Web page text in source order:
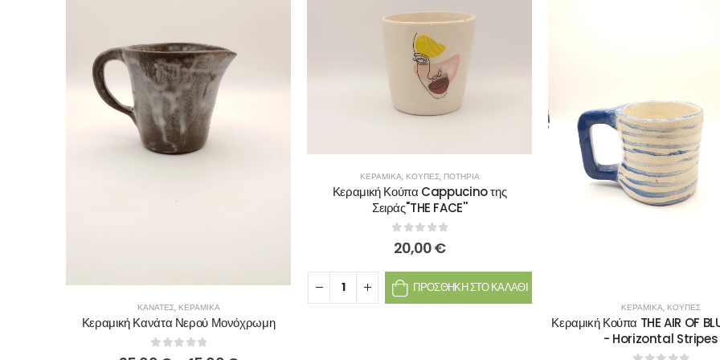
ΚΑΝΆΤΕΣ, ΚΕΡΑΜΙΚΆ
Κεραμική Κανάτα Νερού Μονόχρωμη
0 out of 5
ΚΕΡΑΜΙΚΆ, ΚΟΎΠΕΣ, ΠΟΤΉΡΙΑ
Κεραμική Κούπα Cappucino της
Σειράς''THE FACE''
0out of 5
20,00€
ΠΡΟΣΘΉΚΗ ΣΤΟ ΚΑΛΆΘΙ
ΚΕΡΑΜΙΚΆ, ΚΟΎΠΕΣ
Κεραμική Κούπα THE AIR OF
- Horizontal Stripes